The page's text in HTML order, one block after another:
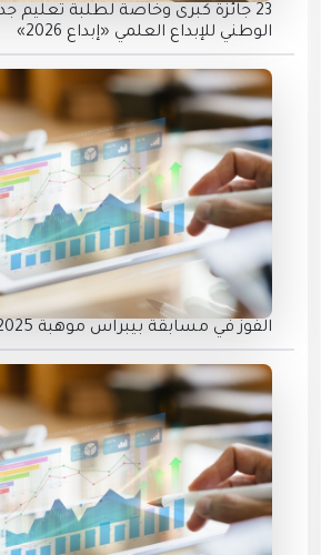
23 جائزة كبرى وخاصة لطلبة تعليم
الوطني للإبداع العلمي «إبداع 2026»
الفوز في مسابقة بيبراس موهبة 2025